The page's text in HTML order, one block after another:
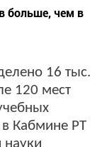
больше, чем в
16 тыс.
120 мест
Кабмине РТ
науки